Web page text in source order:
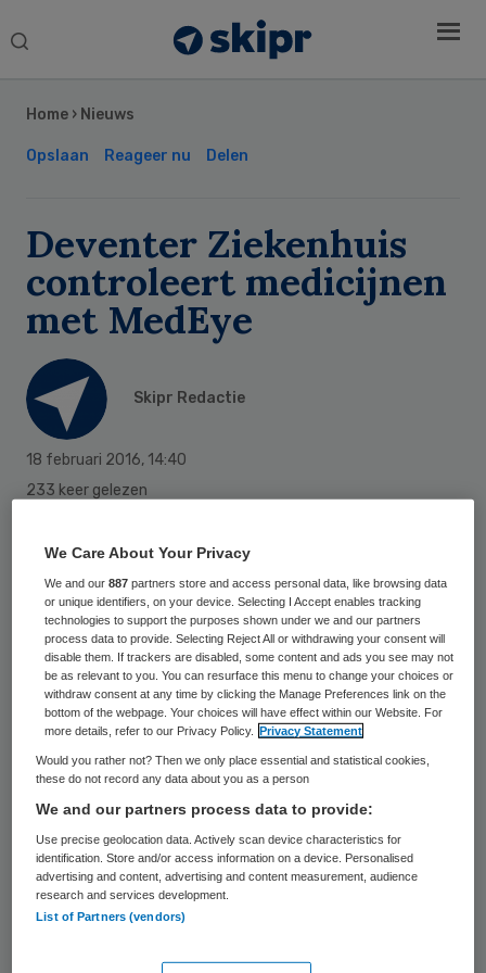
Search
Home › Nieuws
Opslaan Reageer nu Delen
Deventer Ziekenhuis
controleert medicijnen
met MedEye
Skipr Redactie
18 februari 2016, 14:40
233 keer gelezen
Het Deventer Ziekenhuis introduceert de
MedEye, een apparaat waarmee het
toedienen van medicijnen aan het bed van
de patiënt extra wordt gecontroleerd. Met
deze oplossing wil het ziekenhuis toe naar
foutloze medicatietoediening.
MedEye is ontwikkeld door de Nederlands-
IJslandse medical startup Mint Solutions.
Het is een kleine computer waarin een 3D-
scanner en geavanceerde software zit, zo
licht het Deventer Ziekenhuis toe.
De verpleegkundige controleert de
Sidebar
We Care About Your Privacy
We and our887 partners store and access personal data, like browsing data
or unique identifiers, on your device. Selecting I Accept enables tracking
technologies to support the purposes shown under we and our partners
process data to provide. Selecting Reject All or withdrawing your consent will
disable them. If trackers are disabled, some content and ads you see may not
be as relevant to you. You can resurface this menu to change your choices or
withdraw consent at any time by clicking the Manage Preferences link on the
bottom of the webpage. Your choices will have effect within our Website. For
more details, refer to our Privacy Policy.
Privacy Statement
Would you rather not? Then we only place essential and statistical cookies,
these do not record any data about you as a person
We and our partners process data to provide:
Use precise geolocation data. Actively scan device characteristics for
identification. Store and/or access information on a device. Personalised
advertising and content, advertising and content measurement, audience
research and services development.
List of Partners (vendors)